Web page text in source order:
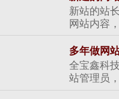
新站的站
网站内容
多年做网
全宝鑫科
站管理员